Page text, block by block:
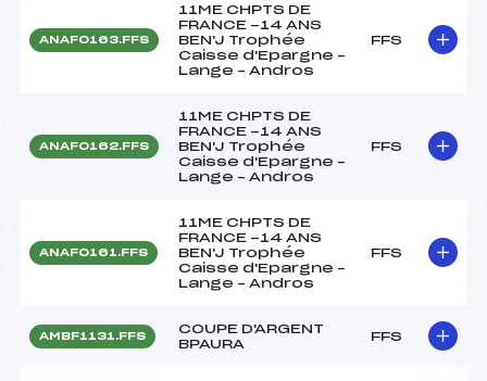
ANAF0163.FFS
11ME CHPTS DE
FRANCE -14 ANS
BEN'J Trophée
Caisse d'Epargne –
Lange – Andros
FFS
ANAF0162.FFS
11ME CHPTS DE
FRANCE -14 ANS
BEN'J Trophée
Caisse d'Epargne –
Lange – Andros
FFS
ANAF0161.FFS
11ME CHPTS DE
FRANCE -14 ANS
BEN'J Trophée
Caisse d'Epargne –
Lange – Andros
FFS
AMBF1131.FFS
COUPE D'ARGENT
BPAURA
FFS